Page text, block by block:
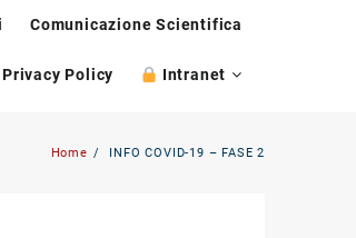
Comunicazione Scientifica
Privacy Policy Intranet
Home INFO COVID-19 – FASE 2